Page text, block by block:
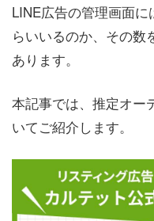
LINE広告の管理画面に
らいいるのか、その数
あります。
本記事では、推定オー
いてご紹介します。